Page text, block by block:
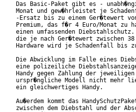
Das Basic-Paket gibt es -
Monat und gew�hrleistet je
-Ersatz bis zu einem Ger�tewert
Premium, das f�r 4 Euro/Monat
einen umfassenden
die je nach Ger�tewert zwischen
Hardware wird je Schadenfall bis
Die Abwicklung im Falle eines
eine polizeiliche
Handy gegen Zahlung der
urspr�ngliche Modell nicht mehr
ein gleichwertiges Handy.
Au�erdem kommt das
zwischen dem Diebstahl und der